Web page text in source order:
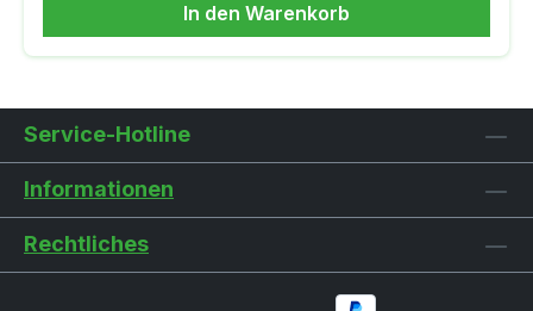
In den Warenkorb
Service-Hotline
Informationen
Rechtliches